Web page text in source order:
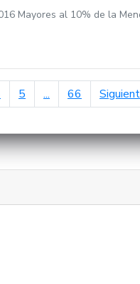
Mayores al 10% de la
5 ... 66